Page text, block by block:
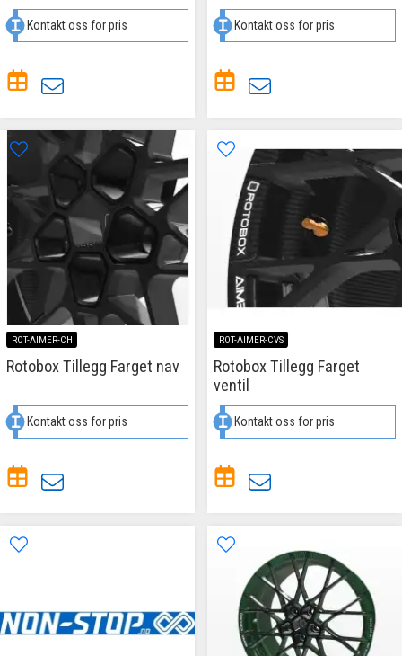
Kontakt oss for pris Kontakt oss for pris
ROT-AIMER-CH
Rotobox Tillegg Farget nav
Kontakt oss for pris
ROT-AIMER-CVS
Rotobox Tillegg Farget
ventil
Kontakt oss for pris